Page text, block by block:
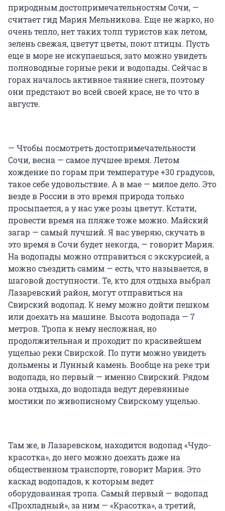
природным достопримечательностям Сочи, —
считает гид Мария Мельникова. Еще не жарко, но
очень тепло, нет таких толп туристов как летом,
зелень свежая, цветут цветы, поют птицы. Пусть
еще в море не искупаешься, зато можно увидеть
полноводные горные реки и водопады. Сейчас в
горах началось активное таяние снега, поэтому
они предстают во всей своей красе, не то что в
августе.
— Чтобы посмотреть достопримечательности
Сочи, весна — самое лучшее время. Летом
хождение по горам при температуре +30 градусов,
такое себе удовольствие. А в мае — милое дело. Это
везде в России в это время природа только
просыпается, а у нас уже розы цветут. Кстати,
провести время на пляже тоже можно. Майский
загар — самый лучший. Я вас уверяю, скучать в
это время в Сочи будет некогда, — говорит Мария.
На водопады можно отправиться с экскурсией, а
можно съездить самим — есть, что называется, в
шаговой доступности. Те, кто для отдыха выбрал
Лазаревский район, могут отправиться на
Свирский водопад. К нему можно дойти пешком
или доехать на машине. Высота водопада — 7
метров. Тропа к нему несложная, но
продолжительная и проходит по красивейшем
ущелью реки Свирской. По пути можно увидеть
дольмены и Лунный камень. Вообще на реке три
водопада, но первый — именно Свирский. Рядом
зона отдыха, до водопада ведут деревянные
мостики по живописному Свирскому ущелью.
Там же, в Лазаревском, находится водопад «Чудо-
красотка», до него можно доехать даже на
общественном транспорте, говорит Мария. Это
каскад водопадов, к которым ведет
оборудованная тропа. Самый первый — водопад
«Прохладный», за ним — «Красотка», а третий,